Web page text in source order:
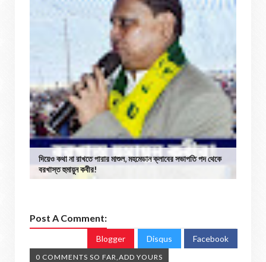
দিয়েও কথা না রাখতে পারার মাশুল, মহমেডান ক্লাবের সভাপতি পদ থেকে
বরখাস্ত হুমায়ুন কবীর!
Post A Comment:
Blogger Disqus Facebook
0 COMMENTS SO FAR,ADD YOURS